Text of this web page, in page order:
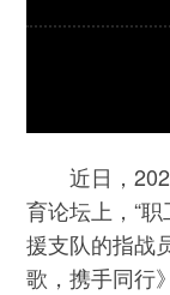
近日，2026
育论坛上，“
援支队的指战
歌，携手同行